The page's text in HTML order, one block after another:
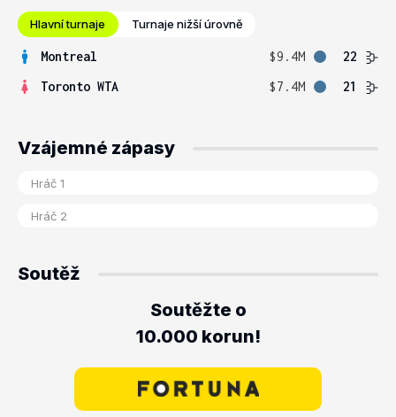
Hlavní turnaje Turnaje nižší úrovně
Montreal $9.4M
22
Toronto WTA
$7.4M 21
Vzájemné zápasy
Soutěž
Soutěžte o
10.000 korun!